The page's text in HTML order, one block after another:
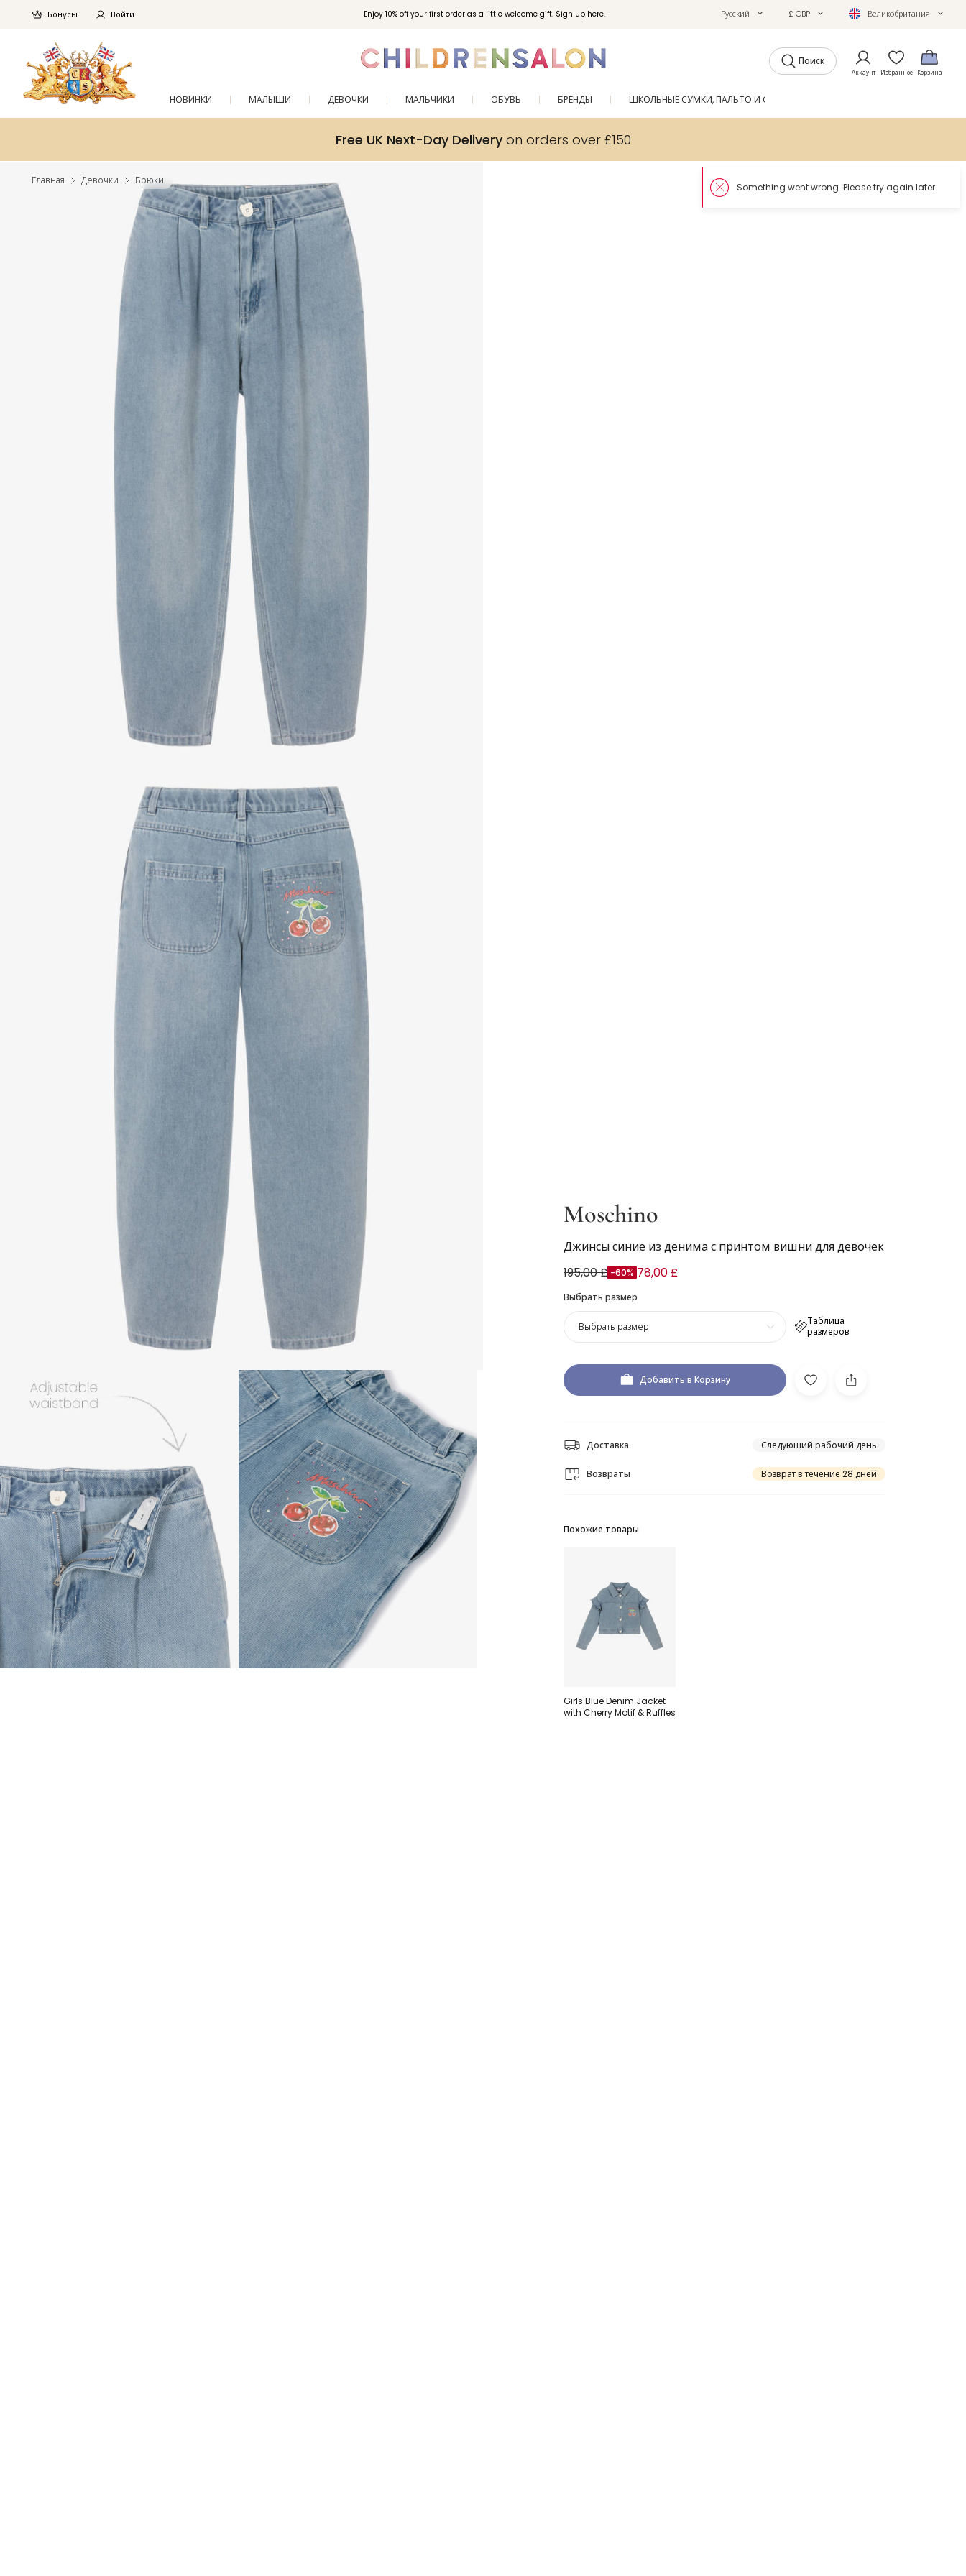
Enjoy 10% off your first order as a little welcome gift. Sign up here.
Бонусы Войти Русский £ GBP Великобритания
Поиск
Аккаунт Избранное Корзина
НОВИНКИ МАЛЫШИ ДЕВОЧКИ МАЛЬЧИКИ ОБУВЬ БРЕНДЫ ШКОЛЬНЫЕ СУМКИ, ПАЛЬТО И ОБУВЬ
Free UK Next-Day Deliveryon orders over £150
Главная Девочки Брюки
Moschino
Джинсы синие из денима с принтом вишни для девочек
195,00 £ -60% 78,00 £
Выбрать размер
Таблица
размеров
Выбрать размер
Добавить в Корзину
Доставка Следующий рабочий день
Возвраты Возврат в течение 28 дней
Похожие товары
Girls Blue Denim Jacket
with Cherry Motif & Ruffles